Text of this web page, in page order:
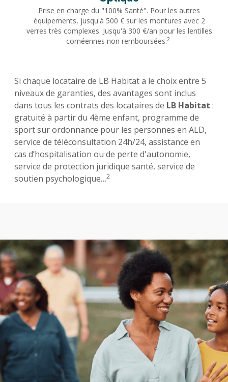
Prise en charge du "100% Santé". Pour les autres
équipements, jusqu'à 500 € sur les montures avec 2
verres très complexes. Jusqu'à 300 €/an pour les lentilles
cornéennes non remboursées.2
Si chaque locataire de LB Habitat a le choix entre 5
niveaux de garanties, des avantages sont inclus
dans tous les contrats des locataires de LB Habitat :
gratuité à partir du 4ème enfant, programme de
sport sur ordonnance pour les personnes en ALD,
service de téléconsultation 24h/24, assistance en
cas d’hospitalisation ou de perte d'autonomie,
service de protection juridique santé, service de
soutien psychologique…2